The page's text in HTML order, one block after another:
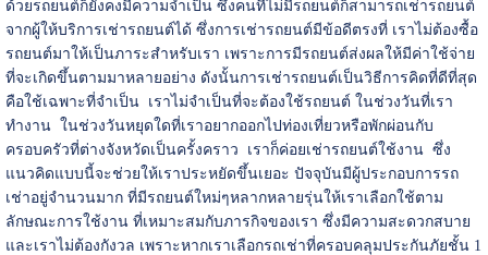
ด้วยรถยนต์ก็ยังคงมีความจำเป็น ซึ่งคนที่ไม่มีรถยนต์ก็สามารถเช่ารถยนต์
จากผู้ให้บริการเช่ารถยนต์ได้ ซึ่งการเช่ารถยนต์มีข้อดีตรงที่ เราไม่ต้องซื้อ
รถยนต์มาให้เป็นภาระสำหรับเรา เพราะการมีรถยนต์ส่งผลให้มีค่าใช้จ่าย
ที่จะเกิดขึ้นตามมาหลายอย่าง ดังนั้นการเช่ารถยนต์เป็นวิธีการคิดที่ดีที่สุด
คือใช้เฉพาะที่จำเป็น เราไม่จำเป็นที่จะต้องใช้รถยนต์ ในช่วงวันที่เรา
ทำงาน ในช่วงวันหยุดใดที่เราอยากออกไปท่องเที่ยวหรือพักผ่อนกับ
ครอบครัวที่ต่างจังหวัดเป็นครั้งคราว เราก็ค่อยเช่ารถยนต์ใช้งาน ซึ่ง
แนวคิดแบบนี้จะช่วยให้เราประหยัดขึ้นเยอะ ปัจจุบันมีผู้ประกอบการรถ
เช่าอยู่จำนวนมาก ที่มีรถยนต์ใหม่ๆหลากหลายรุ่นให้เราเลือกใช้ตาม
ลักษณะการใช้งาน ที่เหมาะสมกับภารกิจของเรา ซึ่งมีความสะดวกสบาย
และเราไม่ต้องกังวล เพราะหากเราเลือกรถเช่าที่ครอบคลุมประกันภัยชั้น 1